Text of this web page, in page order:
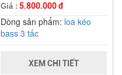
Giá : 5.800.000 đ
Dòng sản phẩm: loa kéo
bass 3 tấc
XEM CHI TIẾT